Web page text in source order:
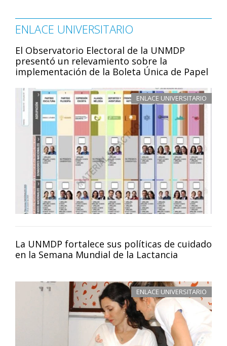
ENLACE UNIVERSITARIO
El Observatorio Electoral de la UNMDP
presentó un relevamiento sobre la
implementación de la Boleta Única de Papel
ENLACE UNIVERSITARIO
La UNMDP fortalece sus políticas de cuidado
en la Semana Mundial de la Lactancia
ENLACE UNIVERSITARIO